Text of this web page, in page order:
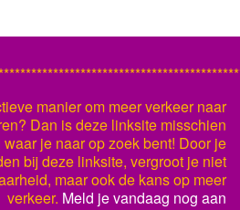
manier om meer verkeer naar
Dan is deze linksite misschien
je naar op zoek bent! Door je
bij deze linksite, vergroot je niet
maar ook de kans op meer
verkeer. Meld je vandaag nog aan